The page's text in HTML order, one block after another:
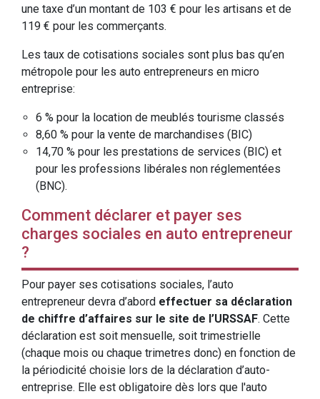
une taxe d’un montant de 103 € pour les artisans et de
119 € pour les commerçants.
Les taux de cotisations sociales sont plus bas qu’en
métropole pour les auto entrepreneurs en micro
entreprise:
6 % pour la location de meublés tourisme classés
8,60 % pour la vente de marchandises (BIC)
14,70 % pour les prestations de services (BIC) et
pour les professions libérales non réglementées
(BNC).
Comment déclarer et payer ses
charges sociales en auto entrepreneur
?
Pour payer ses cotisations sociales, l’auto
entrepreneur devra d’abord effectuer sa déclaration
de chiffre d’affaires sur le site de l’URSSAF. Cette
déclaration est soit mensuelle, soit trimestrielle
(chaque mois ou chaque trimetres donc) en fonction de
la périodicité choisie lors de la déclaration d’auto-
entreprise. Elle est obligatoire dès lors que l'auto